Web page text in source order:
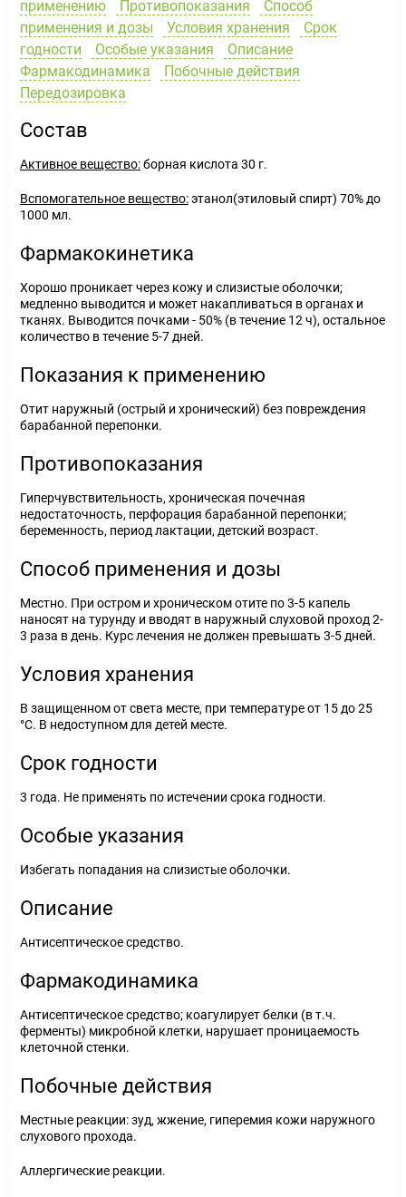
применению Противопоказания
Способ
применения и дозы
Условия хранения
Срок
годности
Особые указания
Описание
Фармакодинамика
Побочные действия
Передозировка
Состав
Активное вещество:борная кислота 30 г.
Вспомогательное вещество:этанол(этиловый спирт) 70% до
1000 мл.
Фармакокинетика
Хорошо проникает через кожу и слизистые оболочки;
медленно выводится и может накапливаться в органах и
тканях. Выводится почками - 50% (в течение 12 ч), остальное
количество в течение 5-7 дней.
Показания к применению
Отит наружный (острый и хронический) без повреждения
барабанной перепонки.
Противопоказания
Гиперчувствительность, хроническая почечная
недостаточность, перфорация барабанной перепонки;
беременность, период лактации, детский возраст.
Способ применения и дозы
Местно. При остром и хроническом отите по 3-5 капель
наносят на турунду и вводят в наружный слуховой проход 2-
3 раза в день. Курс лечения не должен превышать 3-5 дней.
Условия хранения
В защищенном от света месте, при температуре от 15 до 25
°С. В недоступном для детей месте.
Срок годности
3 года. Не применять по истечении срока годности.
Особые указания
Избегать попадания на слизистые оболочки.
Описание
Антисептическое средство.
Фармакодинамика
Антисептическое средство; коагулирует белки (в т.ч.
ферменты) микробной клетки, нарушает проницаемость
клеточной стенки.
Побочные действия
Местные реакции: зуд, жжение, гиперемия кожи наружного
слухового прохода.
Аллергические реакции.